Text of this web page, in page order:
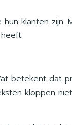
klanten zijn.
betekent dat
kloppen